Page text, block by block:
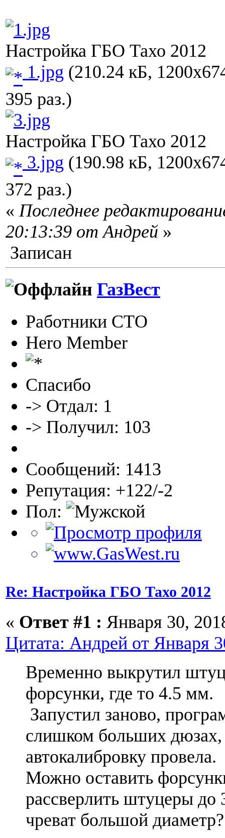
Настройка ГБО Тахо 2012
1.jpg (210.24 кБ,
395 раз.)
Настройка ГБО Тахо 2012
3.jpg (190.98 кБ,
372 раз.)
«Последнее
20:13:39 от Андрей »
Записан
ГазВест
Работники СТО
Hero Member
Спасибо
-> Отдал: 1
-> Получил: 103
Сообщений: 1413
Репутация: +122/-2
Пол:
Re: Настройка ГБО Тахо 2012
« Ответ #1 : Января 30,
Цитата: Андрей от Января
Временно выкрутил
форсунки, где то 4.5 мм.
Запустил заново,
слишком больших
автокалибровку провела.
Можно оставить
рассверлить штуцеры
чреват большой диаметр?